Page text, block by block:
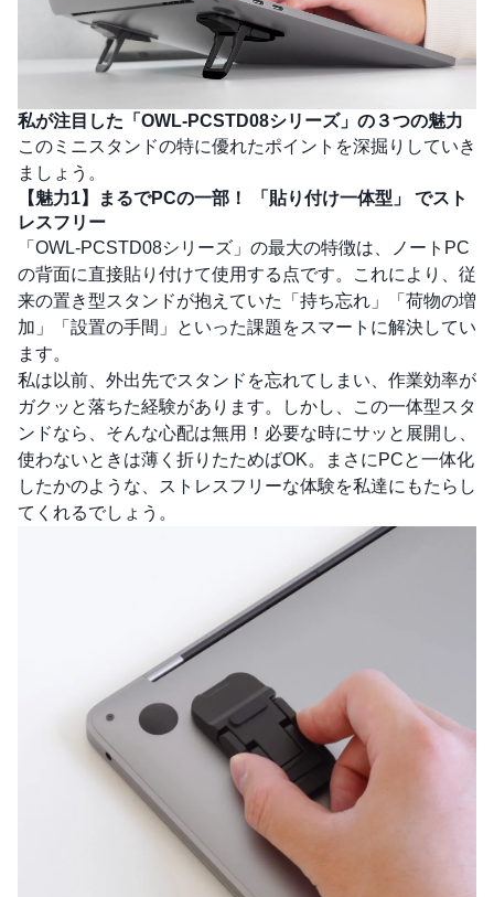
私が注目した「OWL-PCSTD08シリーズ」の ３つの魅力
このミニスタンドの特に優れたポイントを深掘りしていき
ましょう。
【魅力1】まるでPCの一部！
「貼り付け一体型」
でスト
レスフリー
「OWL-PCSTD08シリーズ」の最大の特徴は、ノートPC
の背面に直接貼り付けて使用する点です。これにより、従
来の置き型スタンドが抱えていた「持ち忘れ」「荷物の増
加」「設置の手間」といった課題をスマートに解決してい
ます。
私は以前、外出先でスタンドを忘れてしまい、作業効率が
ガクッと落ちた経験があります。しかし、この一体型スタ
ンドなら、そんな心配は無用！必要な時にサッと展開し、
使わないときは薄く折りたためばOK。まさにPCと一体化
したかのような、ストレスフリーな体験を私達にもたらし
てくれるでしょう。